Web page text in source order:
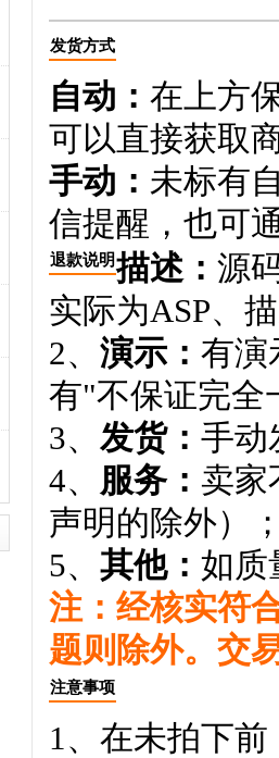
发货方式
自动： 在上方
可以直接获取
手动： 未标有
信提醒，也可
退款说明描述： 源
实际为ASP、
2、 演示： 有演
有"不保证完全
3、 发货： 手动
4、 服务： 卖家
声明的除外）
5、 其他： 如质
注：经核实符
题则除外。交
注意事项
1、在未拍下